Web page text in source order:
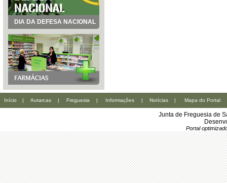
DIA DA DEFESA NACIONAL
Início | Autarcas | Freguesia | Informações | Notícias | Mapa do Portal
Junta de Freguesia de
Portal